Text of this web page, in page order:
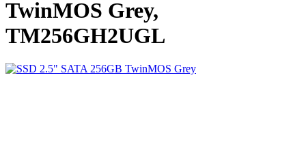
TwinMOS Grey,
TM256GH2UGL